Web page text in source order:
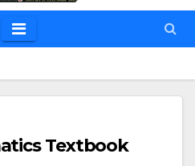
Textbook